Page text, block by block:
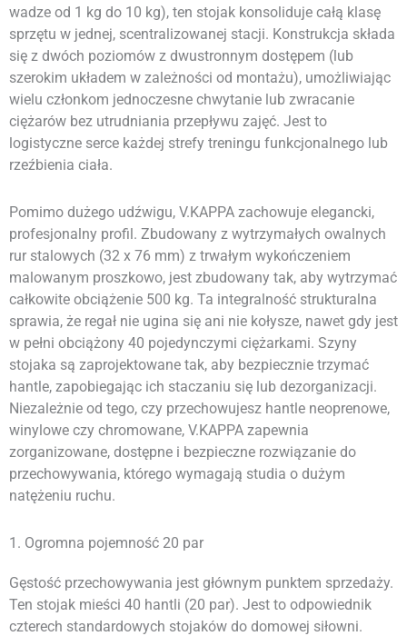
wadze od 1 kg do 10 kg), ten stojak konsoliduje całą klasę
sprzętu w jednej, scentralizowanej stacji. Konstrukcja składa
się z dwóch poziomów z dwustronnym dostępem (lub
szerokim układem w zależności od montażu), umożliwiając
wielu członkom jednoczesne chwytanie lub zwracanie
ciężarów bez utrudniania przepływu zajęć. Jest to
logistyczne serce każdej strefy treningu funkcjonalnego lub
rzeźbienia ciała.
Pomimo dużego udźwigu, V.KAPPA zachowuje elegancki,
profesjonalny profil. Zbudowany z wytrzymałych owalnych
rur stalowych (32 x 76 mm) z trwałym wykończeniem
malowanym proszkowo, jest zbudowany tak, aby wytrzymać
całkowite obciążenie 500 kg. Ta integralność strukturalna
sprawia, że regał nie ugina się ani nie kołysze, nawet gdy jest
w pełni obciążony 40 pojedynczymi ciężarkami. Szyny
stojaka są zaprojektowane tak, aby bezpiecznie trzymać
hantle, zapobiegając ich staczaniu się lub dezorganizacji.
Niezależnie od tego, czy przechowujesz hantle neoprenowe,
winylowe czy chromowane, V.KAPPA zapewnia
zorganizowane, dostępne i bezpieczne rozwiązanie do
przechowywania, którego wymagają studia o dużym
natężeniu ruchu.
1. Ogromna pojemność 20 par
Gęstość przechowywania jest głównym punktem sprzedaży.
Ten stojak mieści 40 hantli (20 par). Jest to odpowiednik
czterech standardowych stojaków do domowej siłowni.